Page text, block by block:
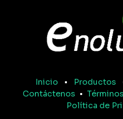
Inicio • Productos
Contáctenos •
Política de